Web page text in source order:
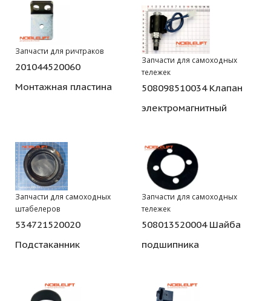
Запчасти для ричтраков
201044520060
Монтажная пластина
Запчасти для самоходных
тележек
508098510034 Клапан
электромагнитный
Запчасти для самоходных
штабелеров
534721520020
Подстаканник
Запчасти для самоходных
тележек
508013520004 Шайба
подшипника